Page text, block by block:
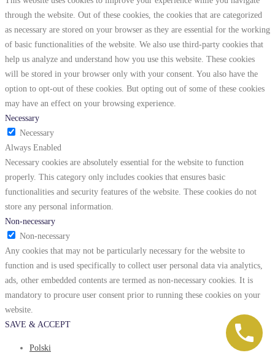
through the website. Out of these cookies, the cookies that are categorized
as necessary are stored on your browser as they are essential for the working
of basic functionalities of the website. We also use third-party cookies that
help us analyze and understand how you use this website. These cookies
will be stored in your browser only with your consent. You also have the
option to opt-out of these cookies. But opting out of some of these cookies
may have an effect on your browsing experience.
Necessary
Necessary
Always Enabled
Necessary cookies are absolutely essential for the website to function
properly. This category only includes cookies that ensures basic
functionalities and security features of the website. These cookies do not
store any personal information.
Non-necessary
Non-necessary
Any cookies that may not be particularly necessary for the website to
function and is used specifically to collect user personal data via analytics,
ads, other embedded contents are termed as non-necessary cookies. It is
mandatory to procure user consent prior to running these cookies on your
website.
SAVE & ACCEPT
Polski